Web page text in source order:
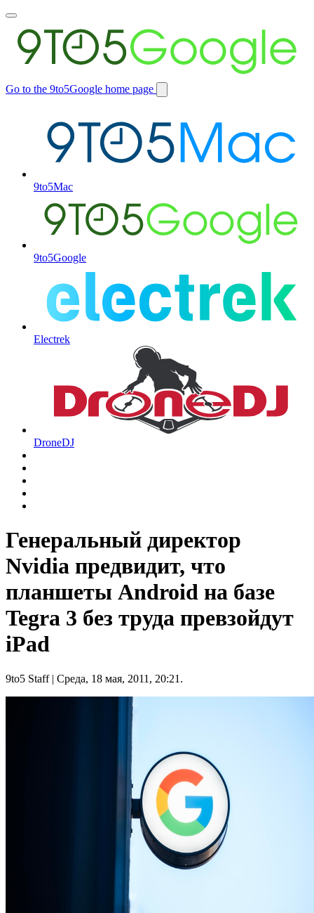
Toggle
main
menu
Go to the 9to5Google home page
Switch
9to5Mac
9to5Google
Electrek
DroneDJ
Генеральный директор
Nvidia предвидит, что
планшеты Android на базе
Tegra 3 без труда превзойдут
iPad
9to5 Staff| Среда, 18 мая, 2011, 20:21.